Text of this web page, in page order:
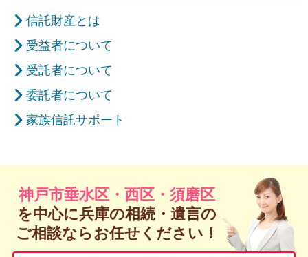
信託財産とは
受益者について
受託者について
委託者について
家族信託サポート
神戸市垂水区・西区・須磨区
を中心に兵庫の相続・遺言の
ご相談ならお任せください！